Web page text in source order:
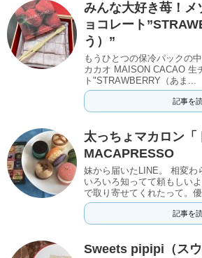
みんな大好き苺！メ
ョコレート
う）”
もうひとつの保冷パックの
カカオ MAISON CACAO 生
ト"STRAWBERRY（あま...
記事を
太っちょマカロン「
MACAPRESSO
妹から届いたLINE。 相変わ
いろいろ知ってて頼もしい
で取り寄せてくれたって。
記事を
Sweets pipipi（スウ